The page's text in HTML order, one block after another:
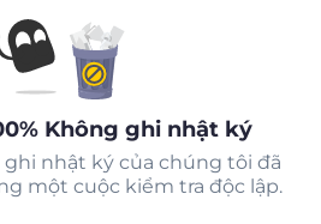
Không ghi nhật ký
ghi nhật ký của chúng tôi đã
một cuộc kiểm tra độc lập.